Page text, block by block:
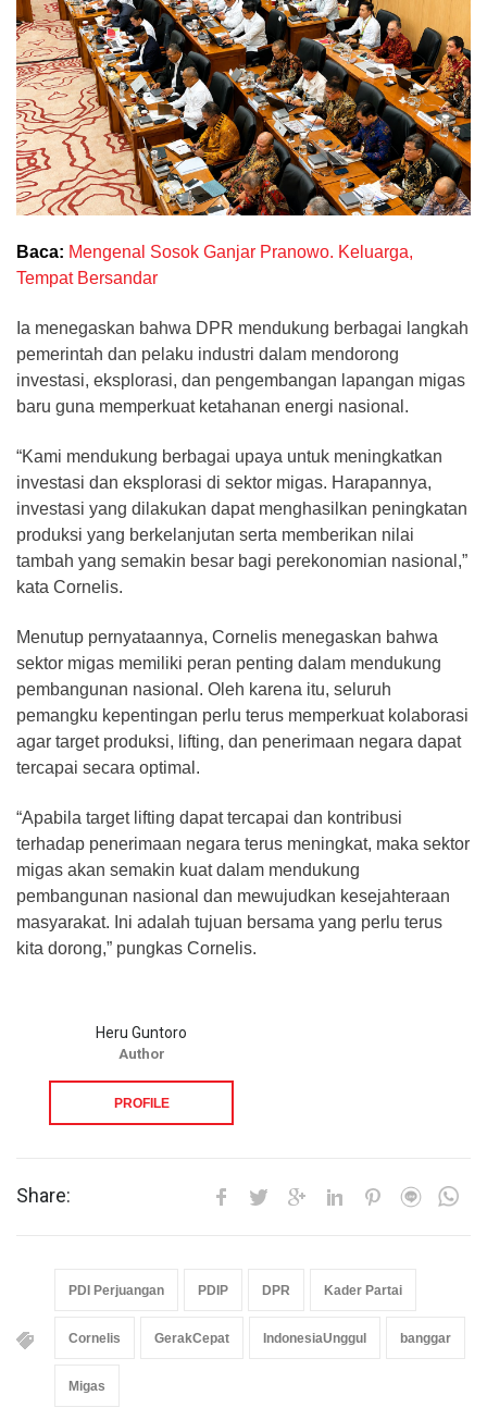
Baca: Mengenal Sosok Ganjar Pranowo. Keluarga,
Tempat Bersandar
Ia menegaskan bahwa DPR mendukung berbagai langkah
pemerintah dan pelaku industri dalam mendorong
investasi, eksplorasi, dan pengembangan lapangan migas
baru guna memperkuat ketahanan energi nasional.
“Kami mendukung berbagai upaya untuk meningkatkan
investasi dan eksplorasi di sektor migas. Harapannya,
investasi yang dilakukan dapat menghasilkan peningkatan
produksi yang berkelanjutan serta memberikan nilai
tambah yang semakin besar bagi perekonomian nasional,”
kata Cornelis.
Menutup pernyataannya, Cornelis menegaskan bahwa
sektor migas memiliki peran penting dalam mendukung
pembangunan nasional. Oleh karena itu, seluruh
pemangku kepentingan perlu terus memperkuat kolaborasi
agar target produksi, lifting, dan penerimaan negara dapat
tercapai secara optimal.
“Apabila target lifting dapat tercapai dan kontribusi
terhadap penerimaan negara terus meningkat, maka sektor
migas akan semakin kuat dalam mendukung
pembangunan nasional dan mewujudkan kesejahteraan
masyarakat. Ini adalah tujuan bersama yang perlu terus
kita dorong,” pungkas Cornelis.
Heru Guntoro
Author
PROFILE
Share:
PDI Perjuangan PDIP DPR Kader Partai
Cornelis GerakCepat IndonesiaUnggul banggar
Migas